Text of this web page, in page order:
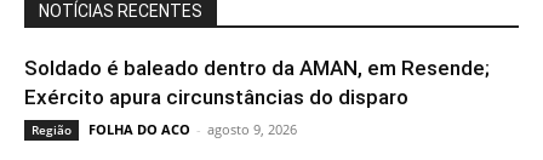
NOTÍCIAS RECENTES
Soldado é baleado dentro da AMAN, em Resende;
Exército apura circunstâncias do disparo
Região FOLHA DO ACO - agosto 9, 2026